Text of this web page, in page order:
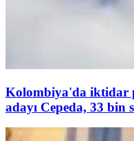
Kolombiya'da iktidar
adayı Cepeda, 33 bin